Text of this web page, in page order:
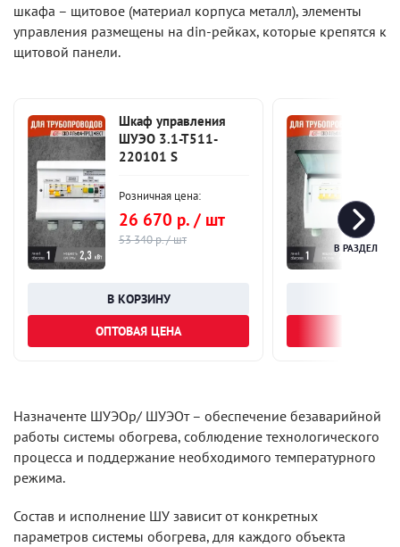
шкафа – щитовое (материал корпуса металл), элементы
управления размещены на din-рейках, которые крепятся к
щитовой панели.
Шкаф управления
ШУЭО 3.1-Т511-
220101 S
Розничная цена:
26 670 р. / шт
53 340 р. / шт
ОПТОВАЯ ЦЕНА
В РАЗДЕЛ
Назначенте ШУЭОр/ ШУЭОт – обеспечение безаварийной
работы системы обогрева, соблюдение технологического
процесса и поддержание необходимого температурного
режима.
Состав и исполнение ШУ зависит от конкретных
параметров системы обогрева, для каждого объекта